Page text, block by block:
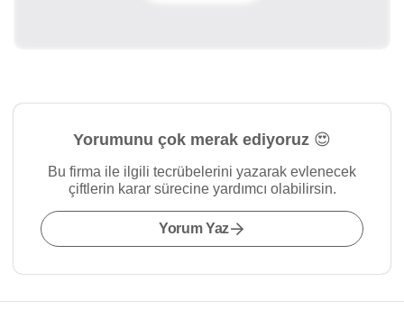
Yorumunu çok merak ediyoruz 😍
Bu firma ile ilgili tecrübelerini yazarak evlenecek
çiftlerin karar sürecine yardımcı olabilirsin.
Yorum Yaz